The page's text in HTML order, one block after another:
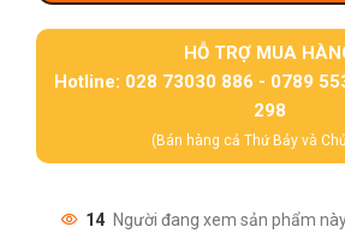
HỖ TRỢ MUA
Hotline: 028 73030 886 - 0789
298
(Bán hàng cả Thứ Bảy và
14 Người đang xem sản phẩm